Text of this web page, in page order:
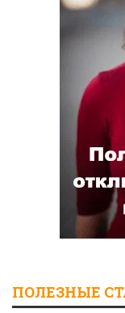
ПОЛЕЗНЫЕ